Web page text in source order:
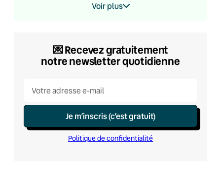
Voir plus
💌​ Recevez gratuitement
notre newsletter quotidienne
Je m’inscris (c’est gratuit)
Politique de confidentialité